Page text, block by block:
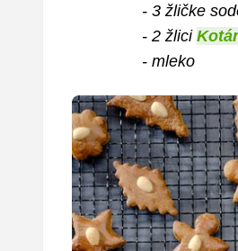
- 3 žličke
- 2 žlici
- mleko